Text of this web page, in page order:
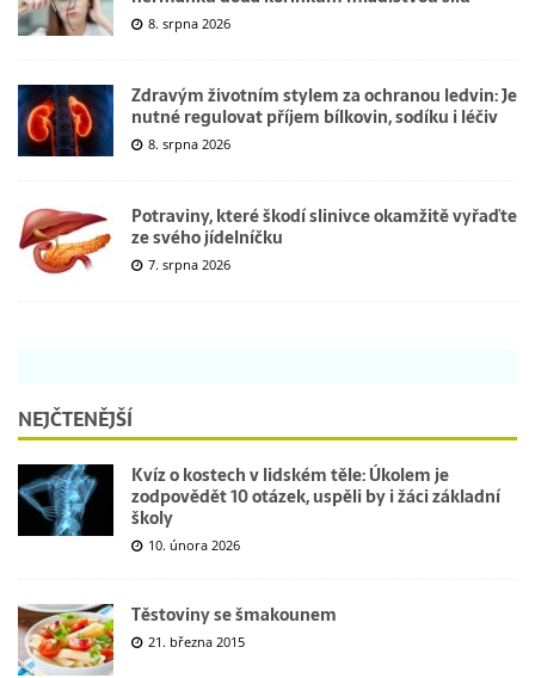
8. srpna 2026
Zdravým životním stylem za ochranou ledvin: Je
nutné regulovat příjem bílkovin, sodíku i léčiv
8. srpna 2026
Potraviny, které škodí slinivce okamžitě vyřaďte
ze svého jídelníčku
7. srpna 2026
NEJČTENĚJŠÍ
Kvíz o kostech v lidském těle: Úkolem je
zodpovědět 10 otázek, uspěli by i žáci základní
školy
10. února 2026
Těstoviny se šmakounem
21. března 2015